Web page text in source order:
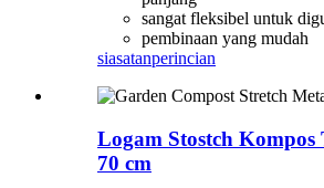
sangat fleksibel untuk
pembinaan yang mudah
siasatanperincian
Logam Stostch Kompos
70 cm